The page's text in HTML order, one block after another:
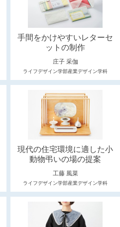
手間をかけやすいレターセ
ットの制作
庄子 采伽
ライフデザイン学部産業デザイン学科
現代の住宅環境に適した小
動物弔いの場の提案
工藤 風菜
ライフデザイン学部産業デザイン学科